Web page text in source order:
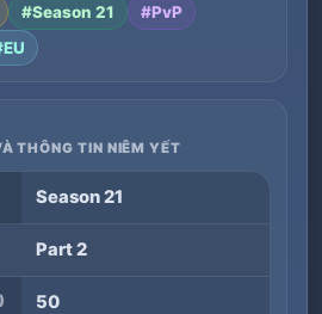
#Season 21
#PvP
THÔNG TIN NIÊM YẾT
Season 21
Part 2
50